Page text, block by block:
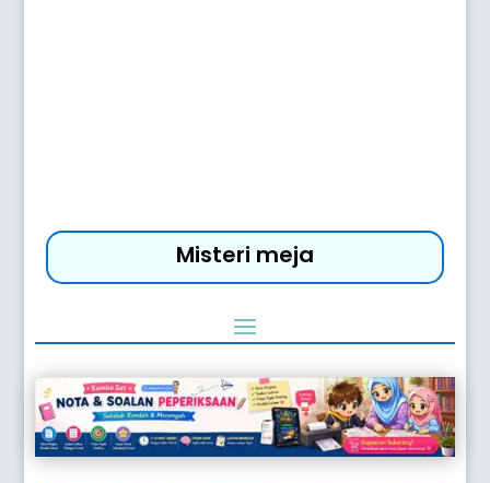
Misteri meja